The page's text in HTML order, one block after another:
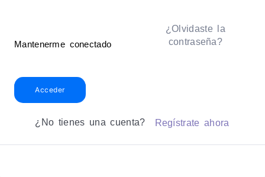
Mantenerme conectado
¿Olvidaste la
contraseña?
Acceder
¿No tienes una cuenta? Regístrate ahora